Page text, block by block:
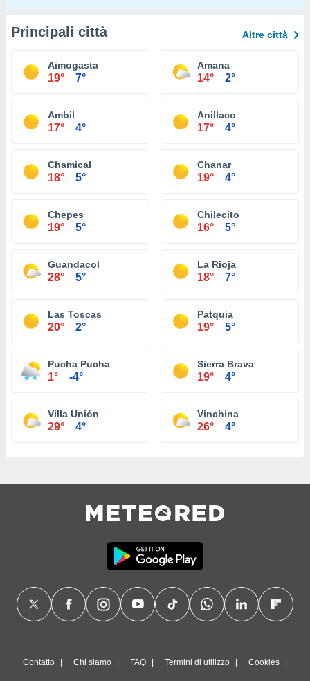
Principali città Altre città
Aimogasta
19° 7°
Amana
14° 2°
Ambil
17° 4°
Anillaco
17° 4°
Chamical
18° 5°
Chanar
19° 4°
Chepes
19° 5°
Chilecito
16° 5°
Guandacol
28° 5°
La Rioja
18° 7°
Las Toscas
20° 2°
Patquia
19° 5°
Pucha Pucha
1° -4°
Sierra Brava
19° 4°
Villa Unión
29° 4°
Vinchina
26° 4°
Contatto Chi siamo FAQ Termini di utilizzo Cookies